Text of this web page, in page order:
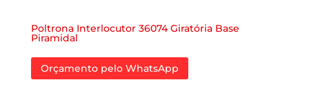
Poltrona Interlocutor 36074 Giratória Base
Piramidal
Orçamento pelo WhatsApp